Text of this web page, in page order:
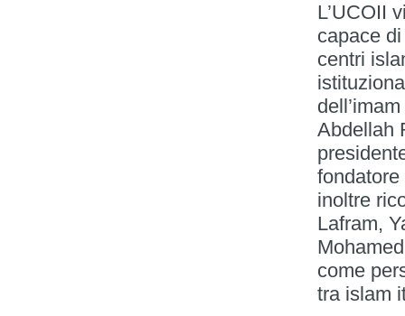
L’UCOII
capace
centri
Abdellah
fondatore
inoltre
Lafram,
come
tra islam